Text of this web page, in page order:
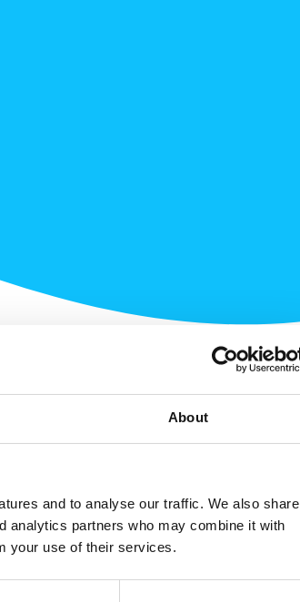
About
and to analyse our traffic. We also share
analytics partners who may combine it with
your use of their services.